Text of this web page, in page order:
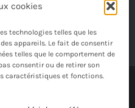
cookies
technologies telles que les
appareils. Le fait de consentir
telles que le comportement de
consentir ou de retirer son
caractéristiques et fonctions.